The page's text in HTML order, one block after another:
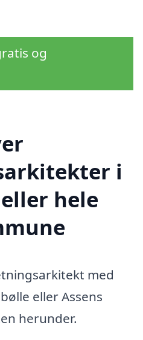
og
i
hele
med
eller Assens
herunder.